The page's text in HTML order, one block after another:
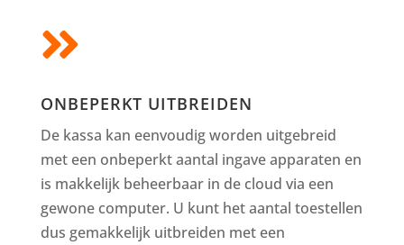

ONBEPERKT UITBREIDEN
De kassa kan eenvoudig worden uitgebreid
met een onbeperkt aantal ingave apparaten en
is makkelijk beheerbaar in de cloud via een
gewone computer. U kunt het aantal toestellen
dus gemakkelijk uitbreiden met een